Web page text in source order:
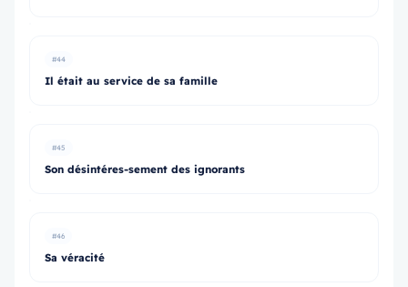
#44
Il était au service de sa famille
#45
Son désintéres-sement des ignorants
#46
Sa véracité